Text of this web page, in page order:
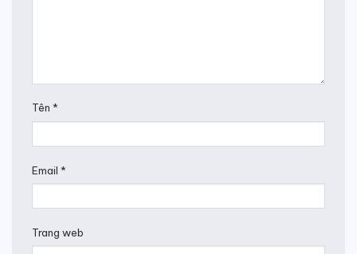
Tên *
Email *
Trang web